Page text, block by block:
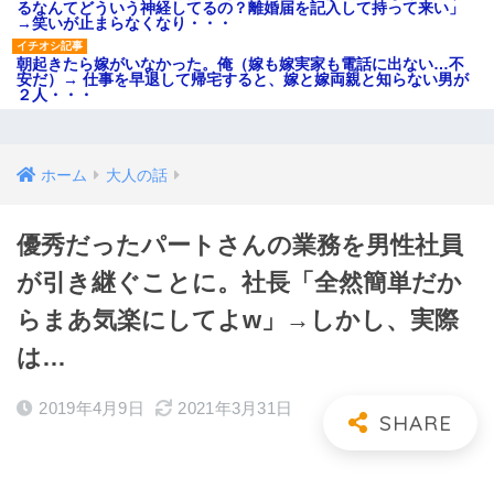
るなんてどういう神経してるの？離婚届を記入して持って来い」
→笑いが止まらなくなり・・・
朝起きたら嫁がいなかった。俺（嫁も嫁実家も電話に出ない…不
安だ）→ 仕事を早退して帰宅すると、嫁と嫁両親と知らない男が
２人・・・
ホーム 大人の話
優秀だったパートさんの業務を男性社員
が引き継ぐことに。社長「全然簡単だか
らまあ気楽にしてよw」→しかし、実際
は…
2019年4月9日 2021年3月31日